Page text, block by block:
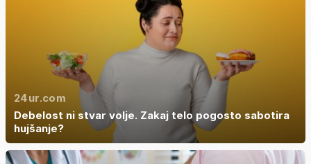
24ur.com
Debelost ni stvar volje. Zakaj telo pogosto sabotira
hujšanje?